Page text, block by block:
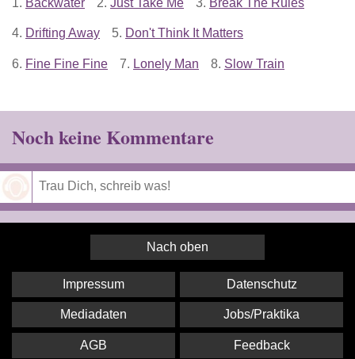
1. Backwater 2. Just Take Me 3. Break The Rules
4. Drifting Away 5. Don't Think It Matters
6. Fine Fine Fine 7. Lonely Man 8. Slow Train
Noch keine Kommentare
Nach oben
Impressum Datenschutz
Mediadaten Jobs/Praktika
AGB Feedback